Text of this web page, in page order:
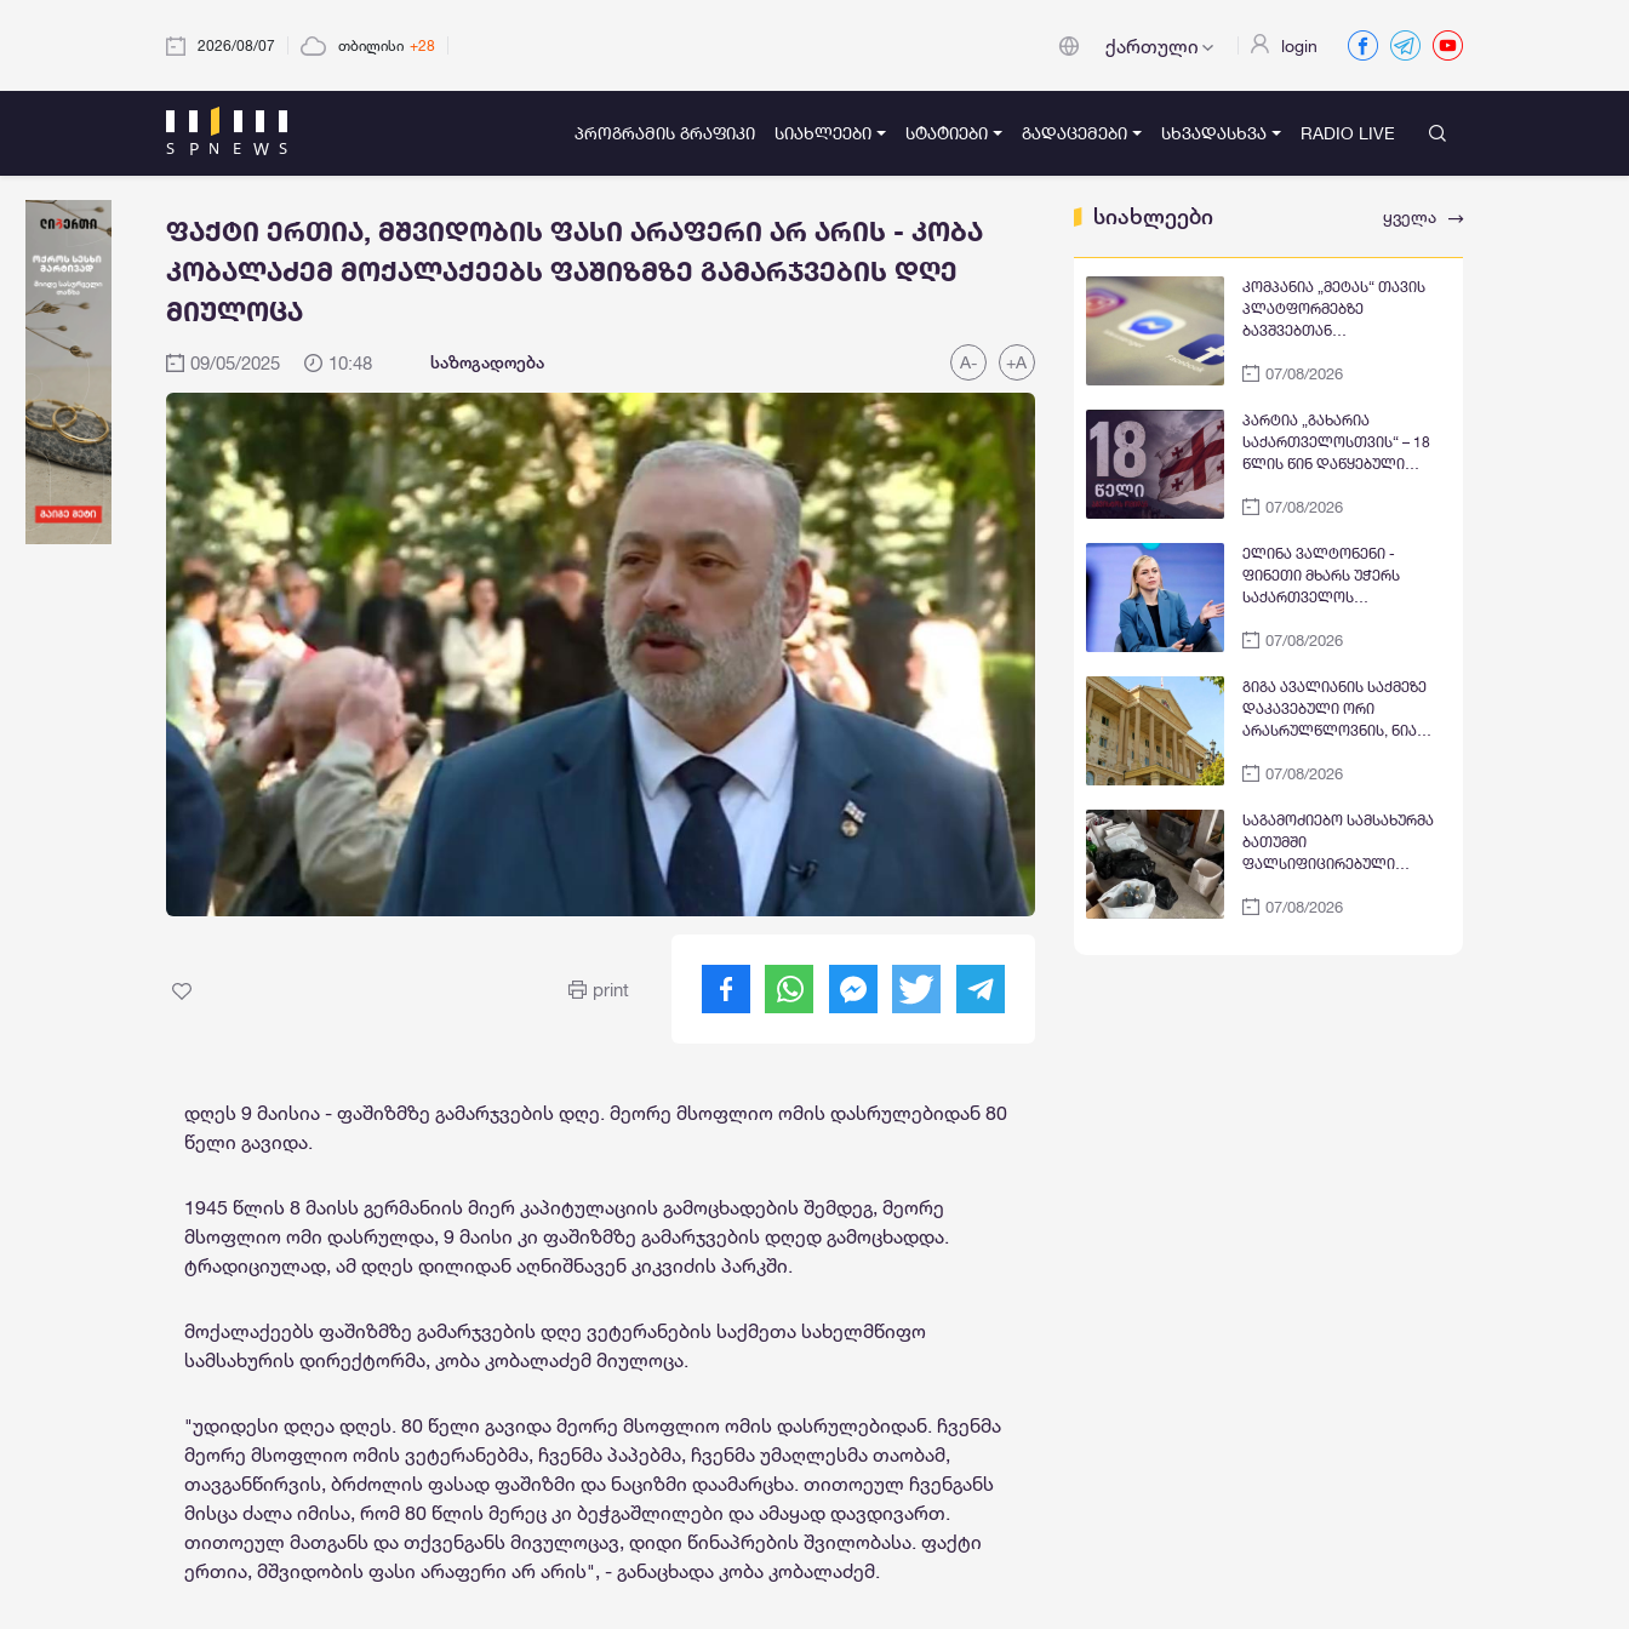
2026/08/07 თბილისი +28 ქართული login
ᲞᲠᲝᲒᲠᲐᲛᲘᲡ ᲒᲠᲐᲤᲘᲙᲘ ᲡᲘᲐᲮᲚᲔᲔᲑᲘ ᲡᲢᲐᲢᲘᲔᲑᲘ ᲒᲐᲓᲐᲪᲔᲛᲔᲑᲘ ᲡᲮᲕᲐᲓᲐᲡᲮᲕᲐ RADIO LIVE
ფაქტი ერთია, მშვიდობის ფასი არაფერი არ არის - კობა
კობალაძემ მოქალაქეებს ფაშიზმზე გამარჯვების დღე
მიულოცა
09/05/2025 10:48 საზოგადოება A- +A
print
დღეს 9 მაისია - ფაშიზმზე გამარჯვების დღე. მეორე მსოფლიო ომის დასრულებიდან 80
წელი გავიდა.
1945 წლის 8 მაისს გერმანიის მიერ კაპიტულაციის გამოცხადების შემდეგ, მეორე
მსოფლიო ომი დასრულდა, 9 მაისი კი ფაშიზმზე გამარჯვების დღედ გამოცხადდა.
ტრადიციულად, ამ დღეს დილიდან აღნიშნავენ კიკვიძის პარკში.
მოქალაქეებს ფაშიზმზე გამარჯვების დღე ვეტერანების საქმეთა სახელმწიფო
სამსახურის დირექტორმა, კობა კობალაძემ მიულოცა.
"უდიდესი დღეა დღეს. 80 წელი გავიდა მეორე მსოფლიო ომის დასრულებიდან. ჩვენმა
მეორე მსოფლიო ომის ვეტერანებმა, ჩვენმა პაპებმა, ჩვენმა უმაღლესმა თაობამ,
თავგანწირვის, ბრძოლის ფასად ფაშიზმი და ნაციზმი დაამარცხა. თითოეულ ჩვენგანს
მისცა ძალა იმისა, რომ 80 წლის მერეც კი ბეჭგაშლილები და ამაყად დავდივართ.
თითოეულ მათგანს და თქვენგანს მივულოცავ, დიდი წინაპრების შვილობასა. ფაქტი
ერთია, მშვიდობის ფასი არაფერი არ არის", - განაცხადა კობა კობალაძემ.
სიახლეები ყველა
კომპანია „მეტას“ თავის
პლატფორმებზე
ბავშვებთან
საფრთხეების შესახებ
არასაკმარისად
გაფრთხილების გამო
დამატებით 567 მილიონი
დაეკისრა
07/08/2026
პარტია „გახარია
საქართველოსთვის“ – 18
წლის წინ დაწყებული
გრძელდება,
ტერიტორიები
ოკუპირებულია, მოსკოვმა
ცხინვალის რეგიონის დე-
დააჩქარა
07/08/2026
ელინა ვალტონენი -
ფინეთი მხარს უჭერს
საქართველოს
ტერიტორიულ
ვალდებულებების
შესრულებისკენ
მოვუწოდებთ
07/08/2026
გიგა ავალიანის საქმეზე
დაკავებული ორი
არასრულწლოვნის, ნია
ბერუაშვილის საქმეზე
იმსჯელებს - პროკურატურა
პატიმრობის გამოყენებას
მოითხოვს
07/08/2026
საგამოძიებო სამსახურმა
ბათუმში
ფალსიფიცირებული
სასმელებისა და ყალბი
07/08/2026